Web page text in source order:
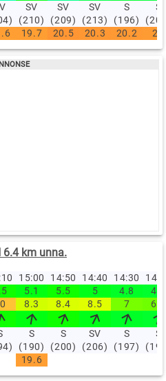
SV
(210)
SV
(209)
SV
(213)
S
(196)
S
19.7 20.5 20.3 20.2 20
6.4 km unna.
15:00 14:50 14:40 14:30
5.1 5.5 5 4.8
4.7
8.3 8.4 8.5 7 6.9
S
(190)
S
(200)
SV
(206)
S
(197)
S
19.6